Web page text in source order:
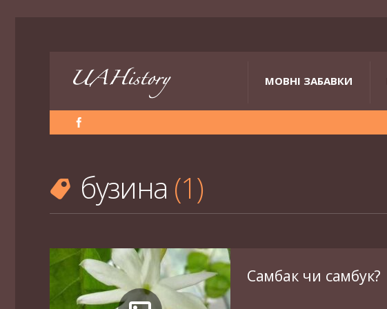
МОВНІ ЗАБАВКИ
бузина 1
Самбак чи самбук?